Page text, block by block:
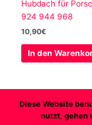
Hubdach für
924 944 968
10,90€
In den
Diese Website
nutzt, gehen